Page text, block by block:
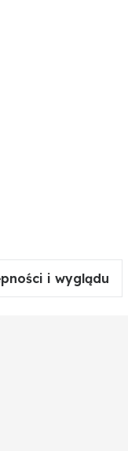
i wyglądu